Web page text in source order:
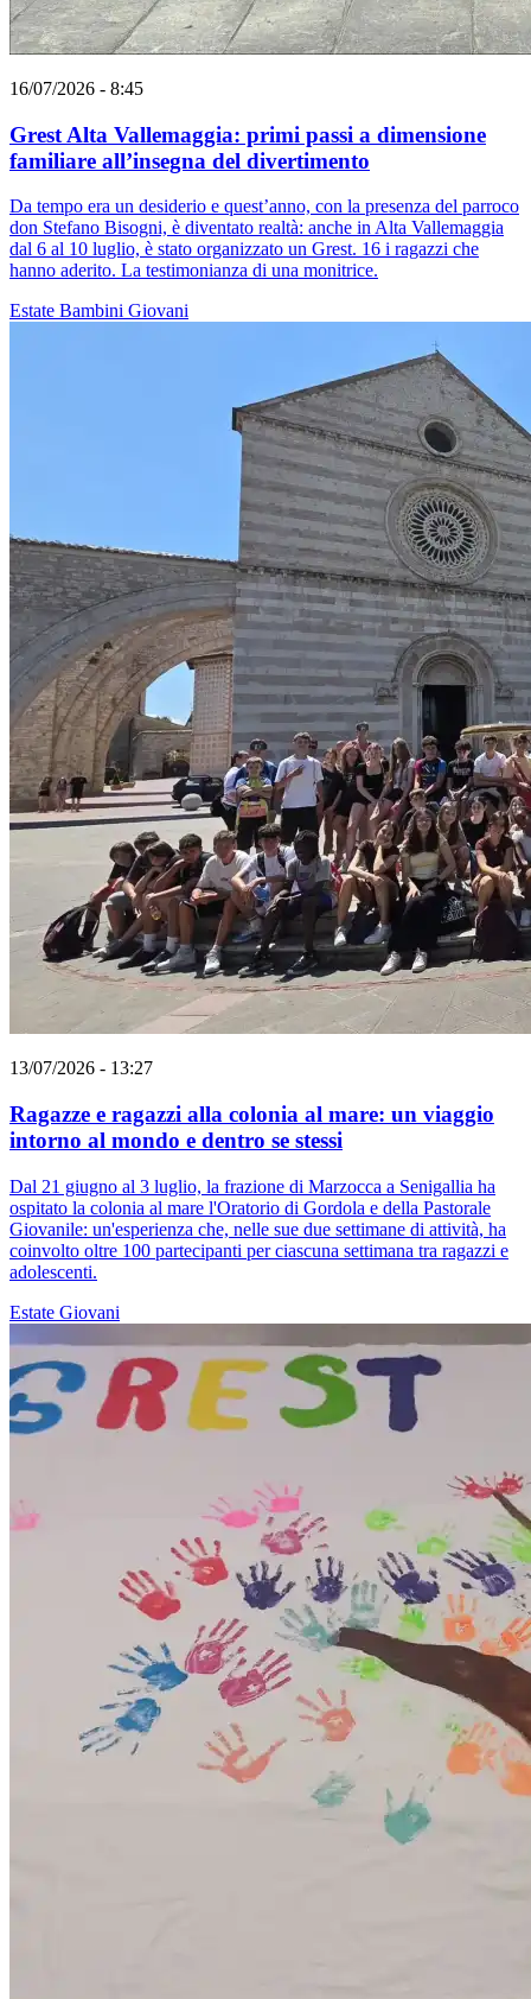
16/07/2026 - 8:45
Grest Alta Vallemaggia: primi passi a dimensione
familiare all’insegna del divertimento
Da tempo era un desiderio e quest’anno, con la presenza del parroco
don Stefano Bisogni, è diventato realtà: anche in Alta Vallemaggia
dal 6 al 10 luglio, è stato organizzato un Grest. 16 i ragazzi che
hanno aderito. La testimonianza di una monitrice.
Estate Bambini Giovani
13/07/2026 - 13:27
Ragazze e ragazzi alla colonia al mare: un viaggio
intorno al mondo e dentro se stessi
Dal 21 giugno al 3 luglio, la frazione di Marzocca a Senigallia ha
ospitato la colonia al mare l'Oratorio di Gordola e della Pastorale
Giovanile: un'esperienza che, nelle sue due settimane di attività, ha
coinvolto oltre 100 partecipanti per ciascuna settimana tra ragazzi e
adolescenti.
Estate Giovani